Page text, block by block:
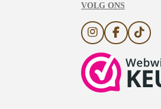
VOLG ONS
I
s
a
g
F
c
e
b
o
T
k
T
k